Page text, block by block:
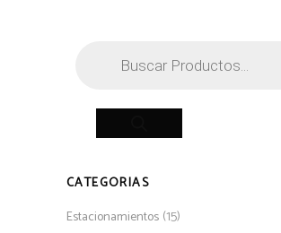
productos
CATEGORIAS
Estacionamientos (15)